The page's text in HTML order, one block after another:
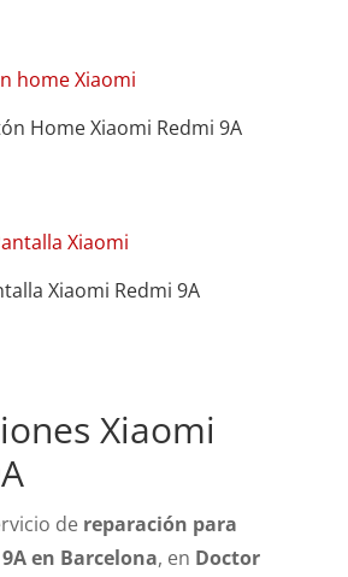
Home Xiaomi Redmi 9A
Xiaomi Redmi 9A
Xiaomi
de reparación para
en Barcelona, en Doctor